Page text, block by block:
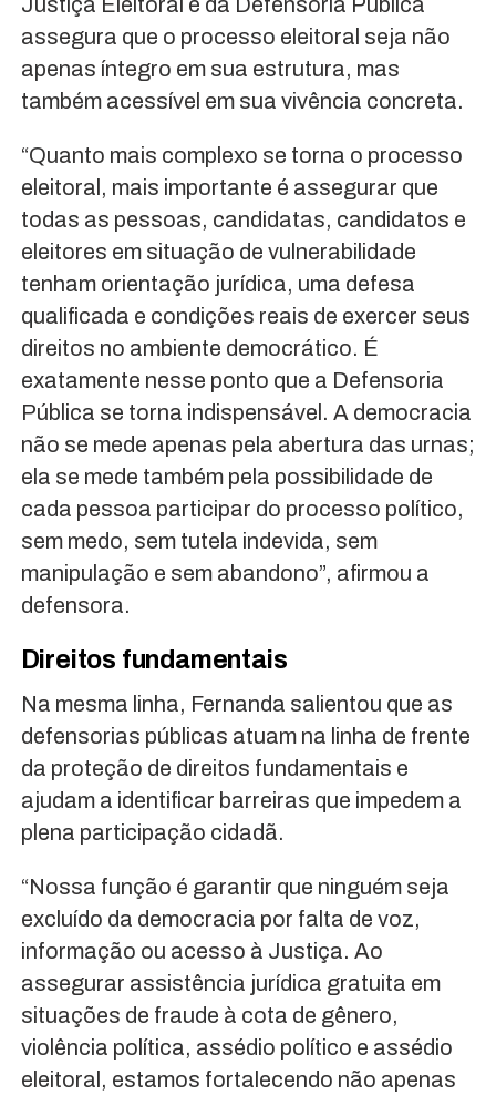
Justiça Eleitoral e da Defensoria Pública
assegura que o processo eleitoral seja não
apenas íntegro em sua estrutura, mas
também acessível em sua vivência concreta.
“Quanto mais complexo se torna o processo
eleitoral, mais importante é assegurar que
todas as pessoas, candidatas, candidatos e
eleitores em situação de vulnerabilidade
tenham orientação jurídica, uma defesa
qualificada e condições reais de exercer seus
direitos no ambiente democrático. É
exatamente nesse ponto que a Defensoria
Pública se torna indispensável. A democracia
não se mede apenas pela abertura das urnas;
ela se mede também pela possibilidade de
cada pessoa participar do processo político,
sem medo, sem tutela indevida, sem
manipulação e sem abandono”, afirmou a
defensora.
Direitos fundamentais
Na mesma linha, Fernanda salientou que as
defensorias públicas atuam na linha de frente
da proteção de direitos fundamentais e
ajudam a identificar barreiras que impedem a
plena participação cidadã.
“Nossa função é garantir que ninguém seja
excluído da democracia por falta de voz,
informação ou acesso à Justiça. Ao
assegurar assistência jurídica gratuita em
situações de fraude à cota de gênero,
violência política, assédio político e assédio
eleitoral, estamos fortalecendo não apenas